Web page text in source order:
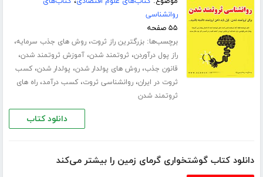
روانشناسی
۵۵ صفحه
برچسب‌ها:بزرگترین راز ثروت،روش های جذب سرمایه،
راز پول درآوردن، ثروتمند شدن،آموزش ثروتمند شدن،
قانون جذب،روش های پولدار شدن، پولدار شدن،کسب
ثروت در ایران،روانشناسی ثروت،کسب درآمد،راه های
ثروتمند شدن
دانلود کتاب
دانلود کتاب گوشتخواری گرمای زمین را بیشتر می‌کند